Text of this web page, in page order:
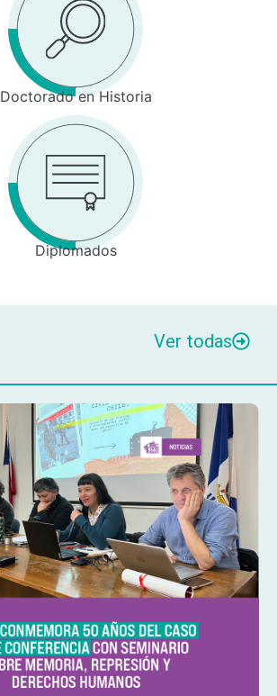
Doctorado en Historia
Diplomados
Ver todas